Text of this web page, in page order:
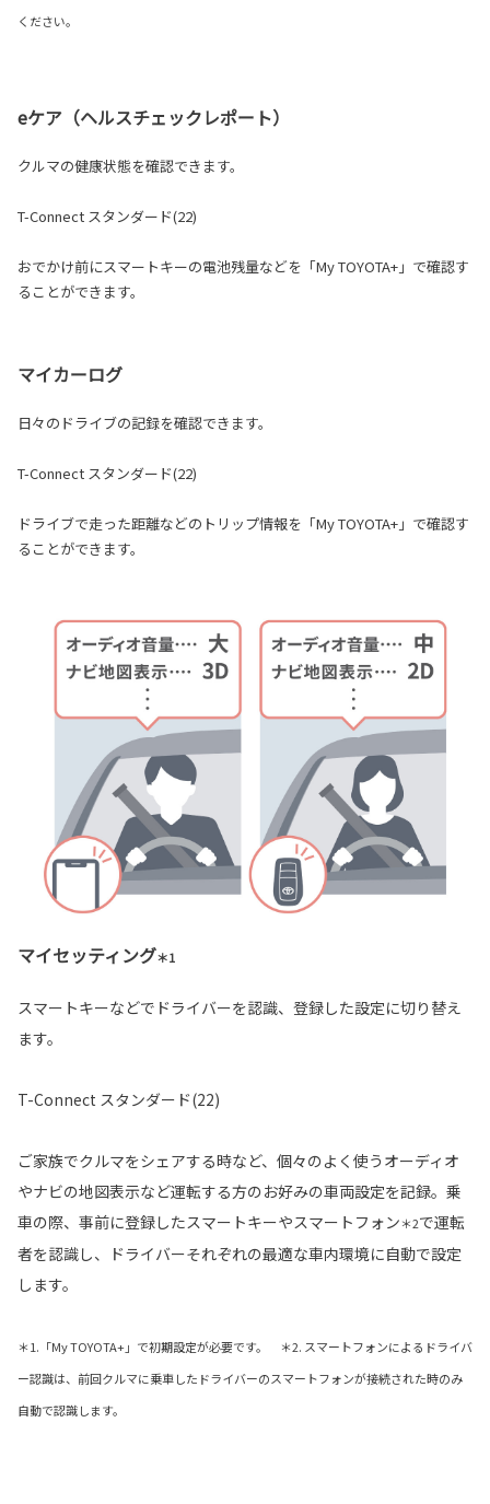
ください。
eケア（ヘルスチェックレポート）
クルマの健康状態を確認できます。
T-Connect スタンダード(22)
おでかけ前にスマートキーの電池残量などを「My TOYOTA+」で確認す
ることができます。
マイカーログ
日々のドライブの記録を確認できます。
T-Connect スタンダード(22)
ドライブで走った距離などのトリップ情報を「My TOYOTA+」で確認す
ることができます。
マイセッティング＊1
スマートキーなどでドライバーを認識、登録した設定に切り替え
ます。
T-Connect スタンダード(22)
ご家族でクルマをシェアする時など、個々のよく使うオーディオ
やナビの地図表示など運転する方のお好みの車両設定を記録。乗
車の際、事前に登録したスマートキーやスマートフォン＊2で運転
者を認識し、ドライバーそれぞれの最適な車内環境に自動で設定
します。
＊1.「My TOYOTA+」で初期設定が必要です。 ＊2. スマートフォンによるドライバ
ー認識は、前回クルマに乗車したドライバーのスマートフォンが接続された時のみ
自動で認識します。